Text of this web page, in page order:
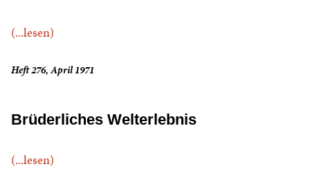
(...lesen)
Heft 276, April 1971
Brüderliches Welterlebnis
(...lesen)